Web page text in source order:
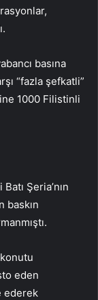
basına
“fazla şefkatli”
1000 Filistinli
Şeria’nın
baskın
eden
ederek